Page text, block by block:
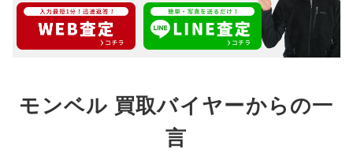
モンベル 買取バイヤーからの一
言